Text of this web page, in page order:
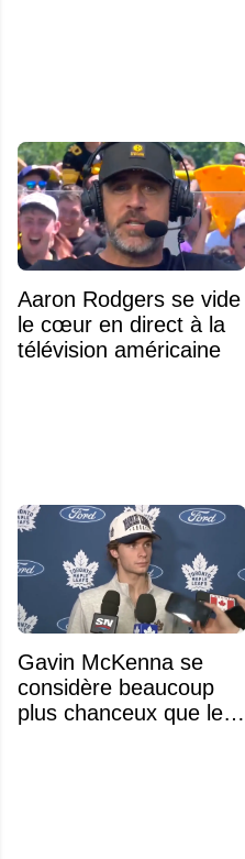
Aaron Rodgers se vide
le cœur en direct à la
télévision américaine
Gavin McKenna se
considère beaucoup
plus chanceux que les